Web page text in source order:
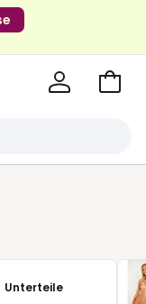
Zum
Unterteile